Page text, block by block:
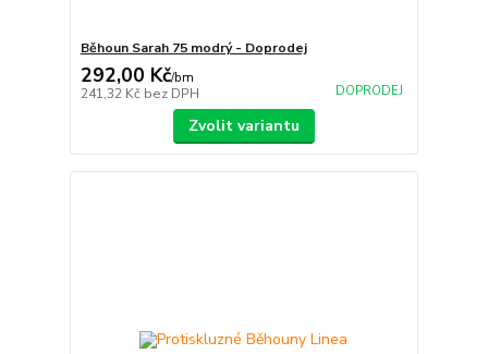
Běhoun Sarah 75 modrý - Doprodej
292,00 Kč/bm
241,32 Kč bez DPH DOPRODEJ
Zvolit variantu